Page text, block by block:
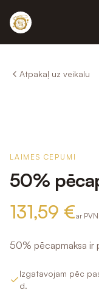
Atpakaļ uz veikalu
LAIMES CEPUMI
50%
131,59 €ar PVN
50% pēcapmaksa ir
Izgatavojam pēc
d.